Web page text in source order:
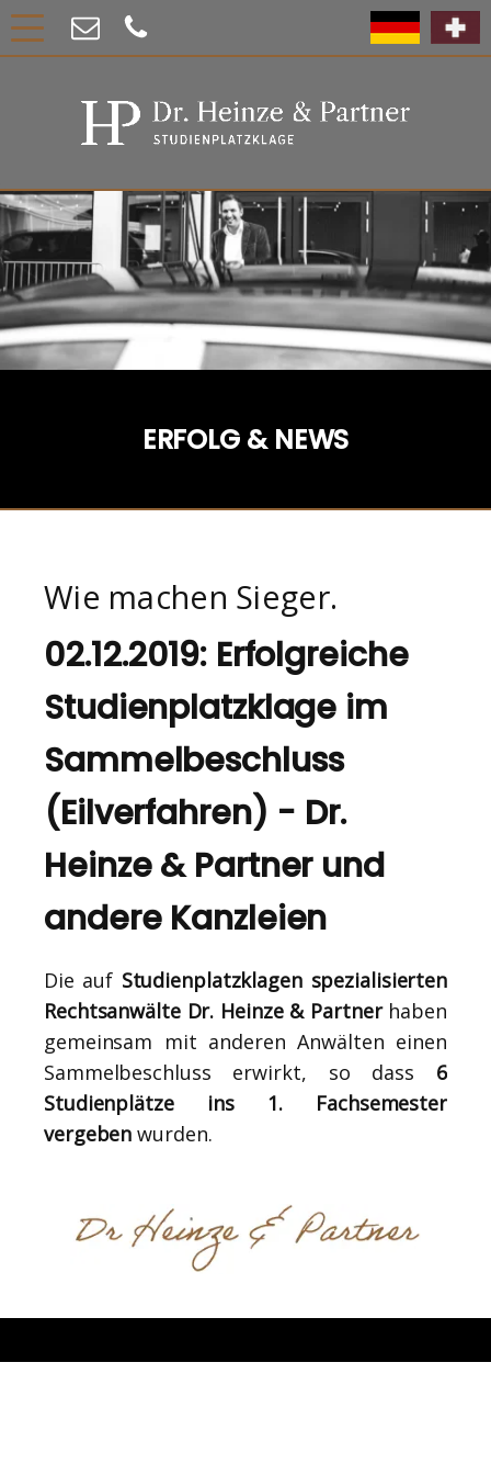
ERFOLG & NEWS
Wie machen Sieger.
02.12.2019: Erfolgreiche
Studienplatzklage im
Sammelbeschluss
(Eilverfahren) - Dr.
Heinze & Partner und
andere Kanzleien
Die auf Studienplatzklagen spezialisierten
Rechtsanwälte Dr. Heinze & Partnerhaben
gemeinsam mit anderen Anwälten einen
Sammelbeschluss erwirkt, so dass 6
Studienplätze ins 1. Fachsemester
vergeben wurden.